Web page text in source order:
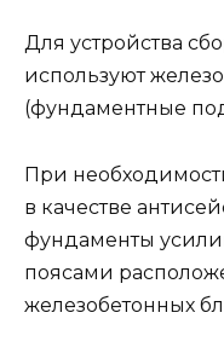
Для устройства
используют
(фундаментные
При
в качестве
фундаменты
поясами
железобетонных